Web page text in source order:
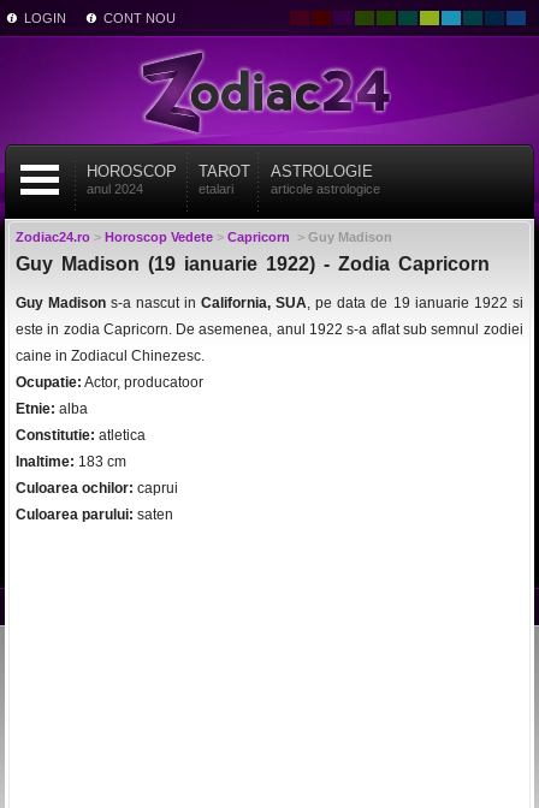
LOGIN CONT NOU
HOROSCOP
anul 2024
TAROT
etalari
ASTROLOGIE
articole astrologice
Zodiac24.ro> Horoscop Vedete> Capricorn > Guy Madison
Guy Madison (19 ianuarie 1922) - Zodia Capricorn
Guy Madisons-a nascut inCalifornia, SUA, pe data de 19 ianuarie 1922 si
este in zodia Capricorn. De asemenea, anul 1922 s-a aflat sub semnul zodiei
caine in Zodiacul Chinezesc.
Ocupatie: Actor, producatoor
Etnie: alba
Constitutie: atletica
Inaltime: 183 cm
Culoarea ochilor: caprui
Culoarea parului: saten